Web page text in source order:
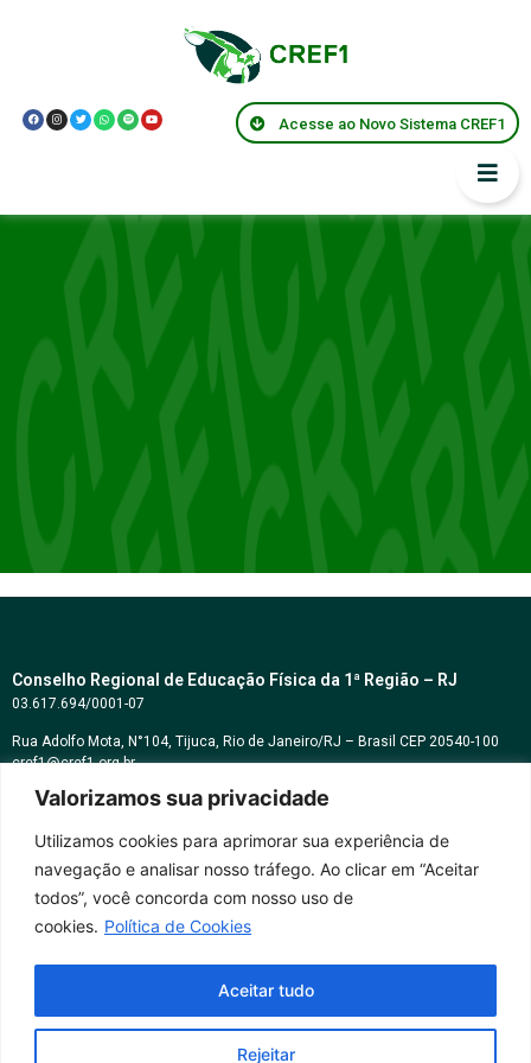
Valorizamos sua privacidade
Utilizamos cookies para aprimorar sua experiência de
navegação e analisar nosso tráfego. Ao clicar em “Aceitar
todos”, você concorda com nosso uso de
cookies. Política de Cookies
Rejeitar
Aceitar tudo
Acesse ao Novo Sistema CREF1
Conselho Regional de Educação Física da 1ª Região – RJ
03.617.694/0001-07
Rua Adolfo Mota, N°104, Tijuca, Rio de Janeiro/RJ – Brasil CEP 20540-100
cref1@cref1.org.br
Assessoria de comunicação:
Horários de atendimento:
Whatsapp: (21) 2569-2398